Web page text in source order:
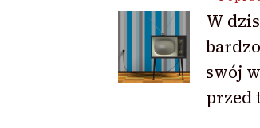
wpisu
W
swój
przed